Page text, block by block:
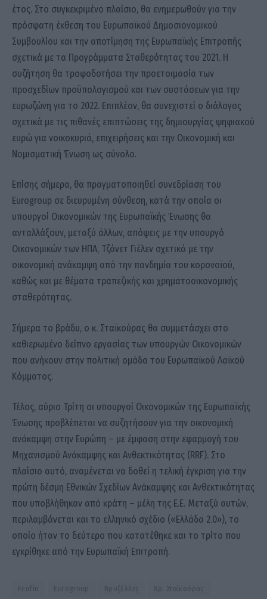
έτος. Στο συγκεκριμένο πλαίσιο, θα ενημερωθούν για την
πρόσφατη έκθεση του Ευρωπαϊκού Δημοσιονομικού
Συμβουλίου και την αποτίμηση της Ευρωπαϊκής Επιτροπής
σχετικά με τα Προγράμματα Σταθερότητας του 2021. Η
συζήτηση θα τροφοδοτήσει την προετοιμασία των
προσχεδίων προϋπολογισμού και των συστάσεων για την
ευρωζώνη για το 2022. Επιπλέον, θα συνεχιστεί ο διάλογος
σχετικά με τις πιθανές επιπτώσεις της δημιουργίας ψηφιακού
ευρώ για νοικοκυριά, επιχειρήσεις και την Οικονομική και
Νομισματική Ένωση ως σύνολο.
Επίσης σήμερα, θα πραγματοποιηθεί συνεδρίαση του
Eurogroup σε διευρυμένη σύνθεση, κατά την οποία οι
υπουργοί Οικονομικών της Ευρωπαϊκής Ένωσης θα
ανταλλάξουν, μεταξύ άλλων, απόψεις με την υπουργό
Οικονομικών των ΗΠΑ, Τζάνετ Γιέλεν σχετικά με την
οικονομική ανάκαμψη από την πανδημία του κορoνοϊού,
καθώς και με θέματα τραπεζικής και χρηματοοικονομικής
σταθερότητας.
Σήμερα το βράδυ, ο κ. Σταϊκούρας θα συμμετάσχει στο
καθιερωμένο δείπνο εργασίας των υπουργών Οικονομικών
που ανήκουν στην πολιτική ομάδα του Ευρωπαϊκού Λαϊκού
Κόμματος.
Τέλος, αύριο Τρίτη οι υπουργοί Οικονομικών της Ευρωπαϊκής
Ένωσης προβλέπεται να συζητήσουν για την οικονομική
ανάκαμψη στην Ευρώπη – με έμφαση στην εφαρμογή του
Μηχανισμού Ανάκαμψης και Ανθεκτικότητας (RRF). Στο
πλαίσιο αυτό, αναμένεται να δοθεί η τελική έγκριση για την
πρώτη δέσμη Εθνικών Σχεδίων Ανάκαμψης και Ανθεκτικότητας
που υποβλήθηκαν από κράτη – μέλη της Ε.Ε. Μεταξύ αυτών,
περιλαμβάνεται και το ελληνικό σχέδιο («Ελλάδα 2.0»), το
οποίο ήταν το δεύτερο που κατατέθηκε και το τρίτο που
εγκρίθηκε από την Ευρωπαϊκή Επιτροπή.
Ecofin Eurogroup Βρυξέλλες Χρ. Σταϊκούρας